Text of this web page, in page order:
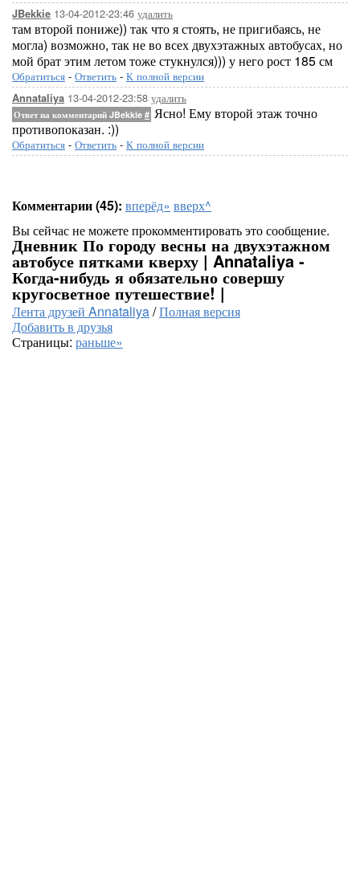
JBekkie 13-04-2012-23:46 удалить
там второй пониже)) так что я стоять, не пригибаясь, не
могла) возможно, так не во всех двухэтажных автобусах, но
мой брат этим летом тоже стукнулся))) у него рост 185 см
Обратиться - Ответить - К полной версии
Annataliya 13-04-2012-23:58 удалить
Ответ на комментарий JBekkie # Ясно! Ему второй этаж точно
противопоказан. :))
Обратиться - Ответить - К полной версии
Комментарии (45): вперёд» вверх^
Вы сейчас не можете прокомментировать это сообщение.
Дневник По городу весны на двухэтажном
автобусе пятками кверху | Annataliya -
Когда-нибудь я обязательно совершу
кругосветное путешествие! |
Лента друзей Annataliya/Полная версия
Добавить в друзья
Страницы: раньше»